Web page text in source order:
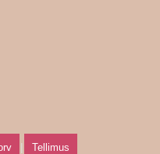
Tellimus